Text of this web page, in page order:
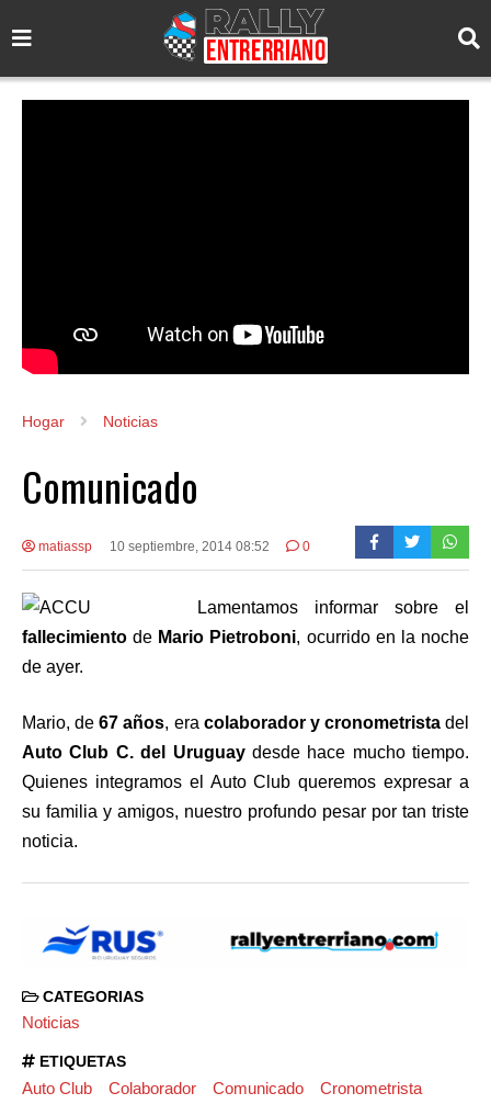
Hogar Noticias
Comunicado
matiassp 10 septiembre, 2014 08:52 0
Lamentamos informar sobre el
fallecimiento de Mario Pietroboni, ocurrido en la noche
de ayer.
Mario, de67 años, era colaborador y cronometristadel
Auto Club C. del Uruguaydesde hace mucho tiempo.
Quienes integramos el Auto Club queremos expresar a
su familia y amigos, nuestro profundo pesar por tan triste
noticia.
CATEGORIAS
Noticias
ETIQUETAS
Auto Club Colaborador Comunicado
Cronometrista